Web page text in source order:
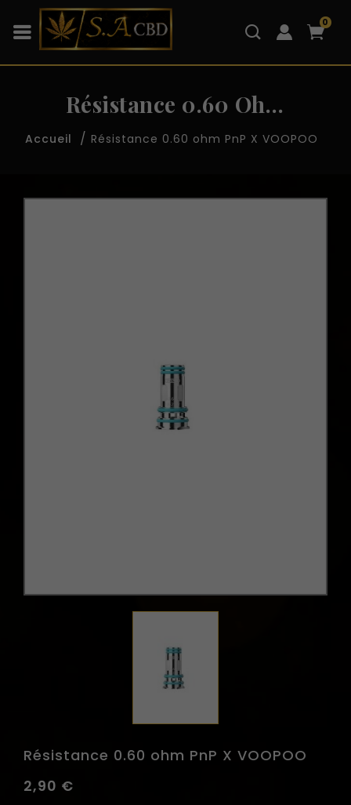
0
Résistance 0.60 Ohm
PnP X VOOPOO
Accueil Résistance 0.60 ohm PnP X VOOPOO
Résistance 0.60 ohm PnP X VOOPOO
2,90 €